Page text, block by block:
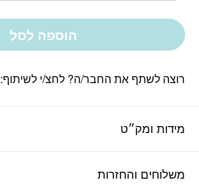
הוספה לסל
מידות ומק״ט
משלוחים והחזרות
רוצה לשתף את החבר/ה? לחצ/י לשיתוף: